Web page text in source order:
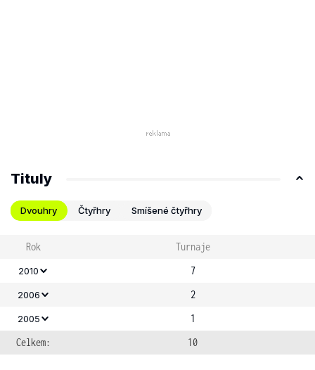
Tituly
Dvouhry Čtyřhry Smíšené čtyřhry
Rok Turnaje
2010 7
2006 2
2005
1
Celkem:
10